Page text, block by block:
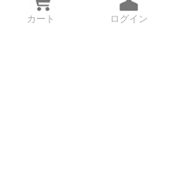
カート ログイン